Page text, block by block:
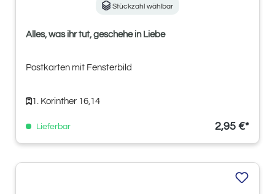
Stückzahl wählbar
Alles, was ihr tut, geschehe in Liebe
Postkarten mit Fensterbild
1. Korinther 16,14
Lieferbar 2,95 €*